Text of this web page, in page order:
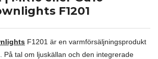
F1201
F1201 är en varmförsäljningsprodukt
På tal om ljuskällan och den integrerade